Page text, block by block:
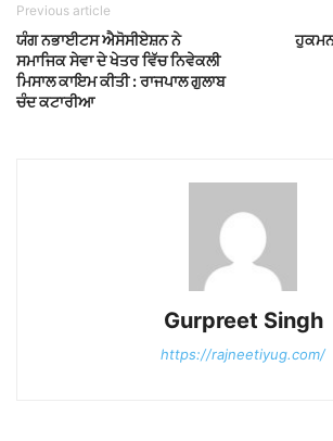
Previous article
ਯੰਗ ਨਭਾਈਟਸ ਐਸੋਸੀਏਸ਼ਨ ਨੇ
ਸਮਾਜਿਕ ਸੇਵਾ ਦੇ ਖੇਤਰ ਵਿੱਚ ਨਿਵੇਕਲੀ
ਮਿਸਾਲ ਕਾਇਮ ਕੀਤੀ : ਰਾਜਪਾਲ ਗੁਲਾਬ
ਚੰਦ ਕਟਾਰੀਆ
Gurpreet Singh
https://rajneetiyug.com/